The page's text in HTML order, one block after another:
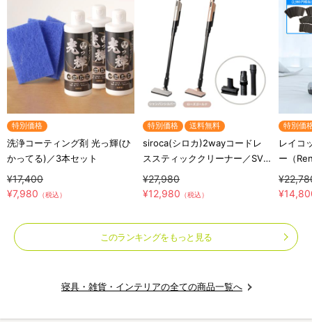
特別価格
洗浄コーティング剤 光っ輝(ひ
かってる)／3本セット
¥17,400
¥7,980 （税込）
特別価格 送料無料
siroca(シロカ)2wayコードレ
ススティッククリーナー／SV-
S281
¥27,980
¥12,980 （税込）
特別価
レイコ
ー（
量／布
このランキングをもっと見る
寝具・雑貨・インテリアの全ての商品一覧へ